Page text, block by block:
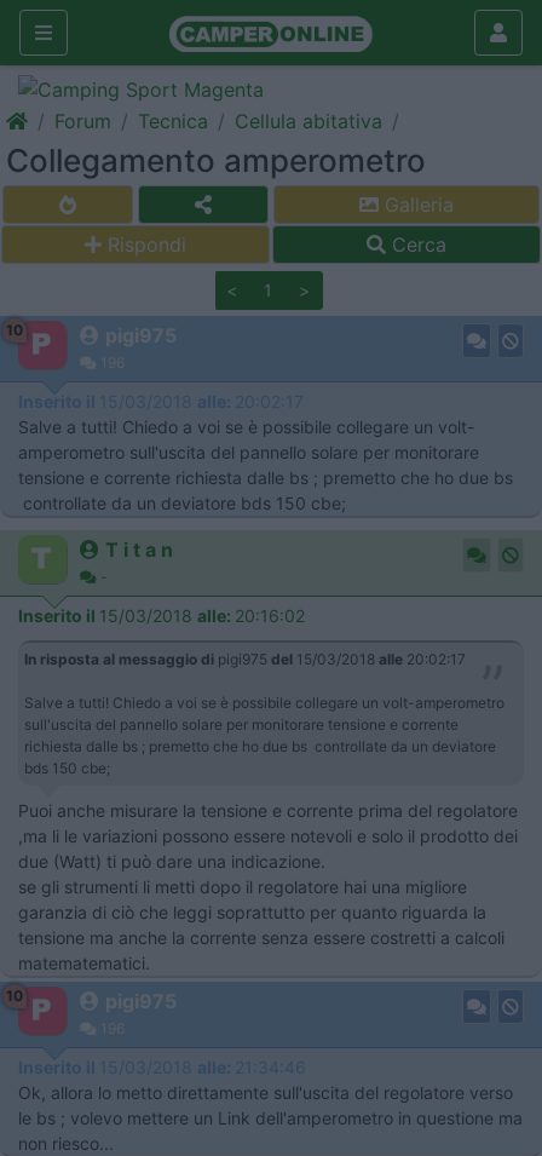
Forum Tecnica Cellula abitativa
Collegamento amperometro
Galleria
Rispondi
Cerca
< 1 >
10 pigi975
196
Inserito il 15/03/2018 alle: 20:02:17
Salve a tutti! Chiedo a voi se è possibile collegare un volt-
amperometro sull'uscita del pannello solare per monitorare
tensione e corrente richiesta dalle bs ; premetto che ho due bs
controllate da un deviatore bds 150 cbe;
T i t a n
-
Inserito il 15/03/2018 alle: 20:16:02
In risposta al messaggio di pigi975 del 15/03/2018 alle 20:02:17
Salve a tutti! Chiedo a voi se è possibile collegare un volt-amperometro
sull'uscita del pannello solare per monitorare tensione e corrente
richiesta dalle bs ; premetto che ho due bs controllate da un deviatore
bds 150 cbe;
Puoi anche misurare la tensione e corrente prima del regolatore
,ma li le variazioni possono essere notevoli e solo il prodotto dei
due (Watt) ti può dare una indicazione.
se gli strumenti li metti dopo il regolatore hai una migliore
garanzia di ciò che leggi soprattutto per quanto riguarda la
tensione ma anche la corrente senza essere costretti a calcoli
matematematici.
10 pigi975
196
Inserito il 15/03/2018 alle: 21:34:46
Ok, allora lo metto direttamente sull'uscita del regolatore verso
le bs ; volevo mettere un Link dell'amperometro in questione ma
non riesco...